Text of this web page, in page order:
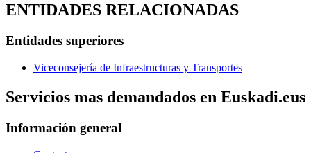
ENTIDADES RELACIONADAS
Entidades superiores
Viceconsejería de Infraestructuras y Transportes
Servicios mas demandados en Euskadi.eus
Información general